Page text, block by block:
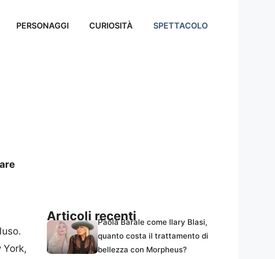
PERSONAGGI CURIOSITÀ SPETTACOLO
Articoli recentiPaola Barale come Ilary Blasi,
quanto costa il trattamento di
bellezza con Morpheus?